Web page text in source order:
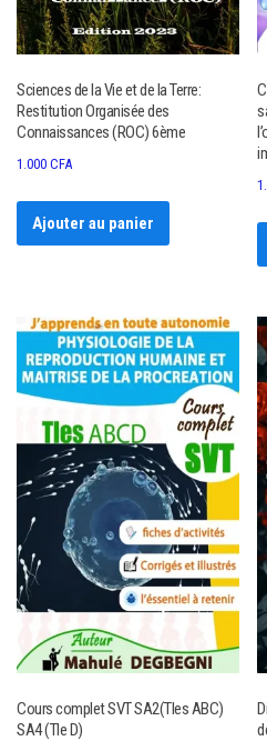
Sciences de la Vie et de la Terre:
Restitution Organisée des
Connaissances (ROC) 6ème
1.000 CFA
Ajouter au panier
Cours complet SVT SA2(Tles ABC)
SA4 (Tle D)